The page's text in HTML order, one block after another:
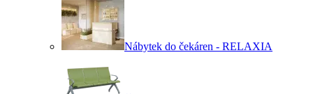
Nábytek do čekáren - RELAXIA